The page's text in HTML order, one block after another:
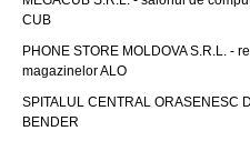
CUB
PHONE STORE MOLDOVA S.R.L. -
magazinelor ALO
SPITALUL CENTRAL ORASENESC
BENDER